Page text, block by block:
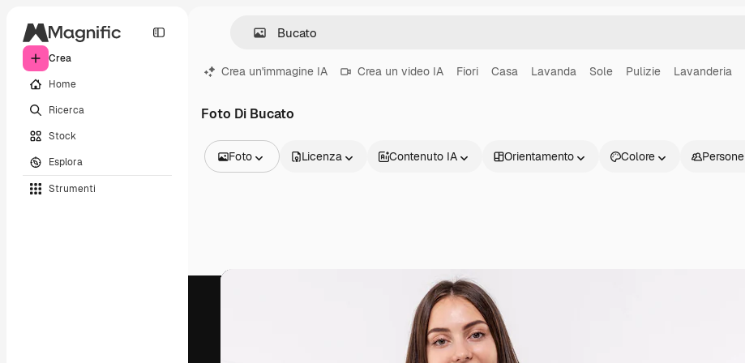
Crea
Home
Ricerca
Stock
Esplora
Strumenti
Crea un'immagine IA Crea un video IA Fiori Casa Lavanda Sole Pulizie Lavanderia
Foto Di Bucato
Foto
Video
Licenza Contenuto IA Orientamento Colore Persone
Prodotti